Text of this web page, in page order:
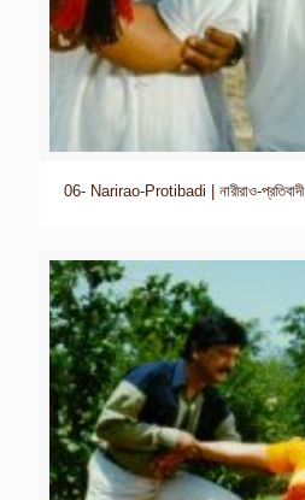
06- Narirao-Protibadi | নারীরাও-প্রতিবাদী